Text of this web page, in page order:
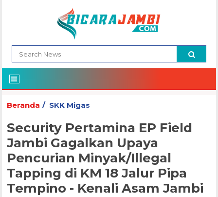
Beranda SKK Migas
Security Pertamina EP Field
Jambi Gagalkan Upaya
Pencurian Minyak/Illegal
Tapping di KM 18 Jalur Pipa
Tempino - Kenali Asam Jambi